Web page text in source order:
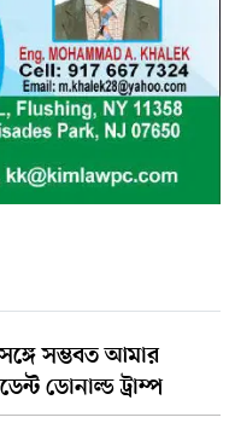
সম্ভবত আমার
ডোনাল্ড ট্রাম্প